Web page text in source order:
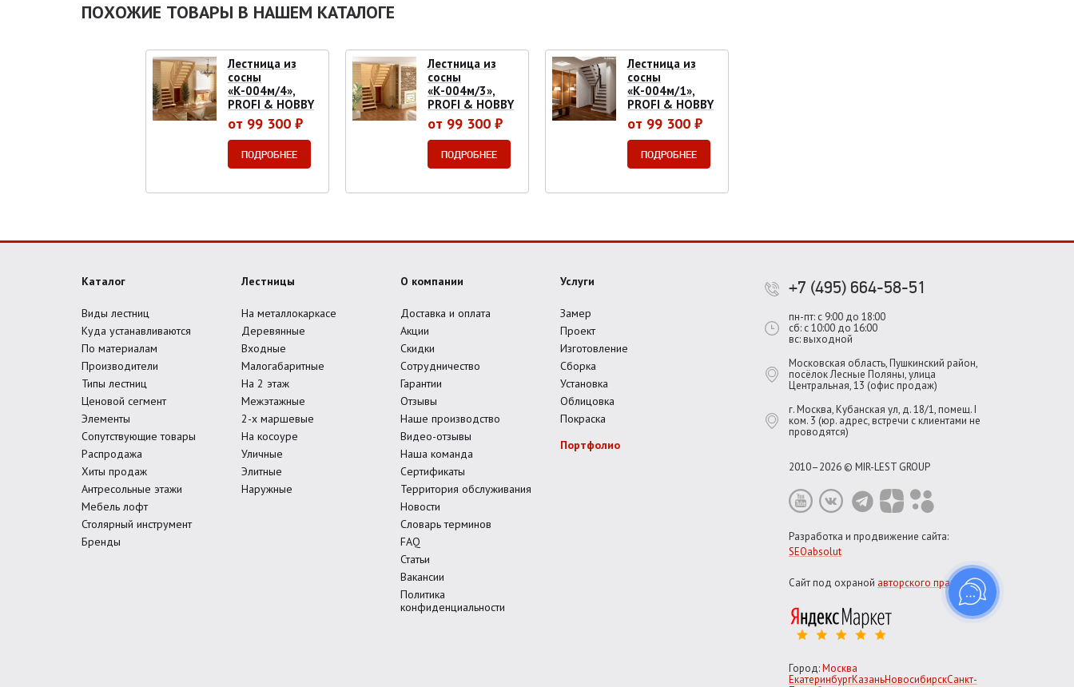
ПОХОЖИЕ ТОВАРЫ В НАШЕМ КАТАЛОГЕ
Лестница из
сосны
«К-004м/4»,
PROFI & HOBBY
от 99 300 ₽
ПОДРОБНЕЕ
Лестница из
сосны
«К-004м/3»,
PROFI & HOBBY
от 99 300 ₽
ПОДРОБНЕЕ
Лестница из
сосны
«К-004м/1»,
PROFI & HOBBY
от 99 300 ₽
ПОДРОБНЕЕ
Каталог
Виды лестниц
Куда устанавливаются
По материалам
Производители
Типы лестниц
Ценовой сегмент
Элементы
Сопутствующие товары
Распродажа
Хиты продаж
Антресольные этажи
Мебель лофт
Столярный инструмент
Бренды
Лестницы
На металлокаркасе
Деревянные
Входные
Малогабаритные
На 2 этаж
Межэтажные
2-х маршевые
На косоуре
Уличные
Элитные
Наружные
О компании
Доставка и оплата
Акции
Скидки
Сотрудничество
Гарантии
Отзывы
Наше производство
Видео-отзывы
Наша команда
Сертификаты
Территория обслуживания
Новости
Словарь терминов
FAQ
Статьи
Вакансии
Политика
конфиденциальности
Услуги
Замер
Проект
Изготовление
Сборка
Установка
Облицовка
Покраска
Портфолио
+7 (495) 664-58-51
пн-пт: с 9:00 до 18:00
сб: с 10:00 до 16:00
вс: выходной
Московская область, Пушкинский район,
посёлок Лесные Поляны, улица
Центральная, 13 (офис продаж)
г. Москва, Кубанская ул, д. 18/1, помещ. I
ком. 3 (юр. адрес, встречи с клиентами не
проводятся)
2010–2026 © MIR-LEST GROUP
Разработка и продвижение сайта:
SEOabsolut
Сайт под охраной авторского права
Город:Москва
ЕкатеринбургКазаньНовосибирскСанкт-